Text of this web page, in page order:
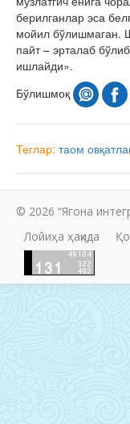
берилганлар эса
мойил бўлишмаган.
пайт – эрталаб
ишлайди».
Бўлишмоқ
Теглар: таом
© 2026 “Ягона
Лойиҳа ҳақида